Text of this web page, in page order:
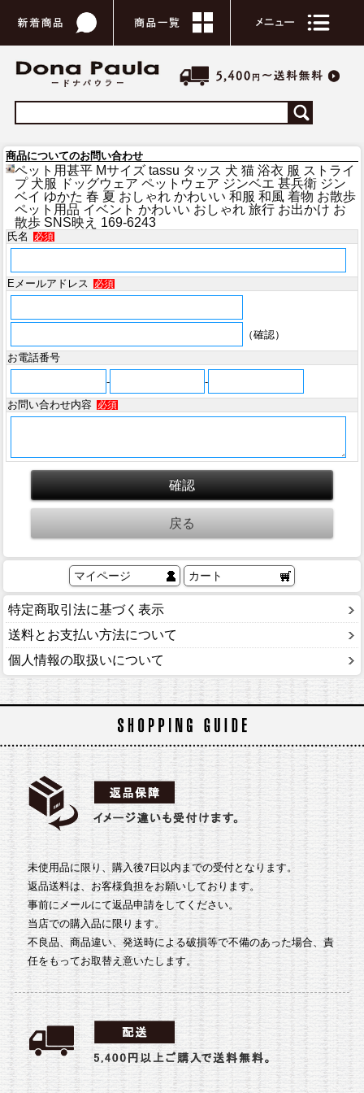
商品についてのお問い合わせ
ペット用甚平 Mサイズ tassu タッス 犬 猫 浴衣 服 ストライ
プ 犬服 ドッグウェア ペットウェア ジンベエ 甚兵衛 ジン
ベイ ゆかた 春 夏 おしゃれ かわいい 和服 和風 着物 お散歩
ペット用品 イベント かわいい おしゃれ 旅行 お出かけ お
散歩 SNS映え 169-6243
氏名 必須
Eメールアドレス 必須
（確認）
お電話番号
-
-
お問い合わせ内容
必須
マイページ カート
特定商取引法に基づく表示
送料とお支払い方法について
個人情報の取扱いについて
未使用品に限り、購入後7日以内までの受付となります。
返品送料は、お客様負担をお願いしております。
事前にメールにて返品申請をしてください。
当店での購入品に限ります。
不良品、商品違い、発送時による破損等で不備のあった場合、責
任をもってお取替え意いたします。